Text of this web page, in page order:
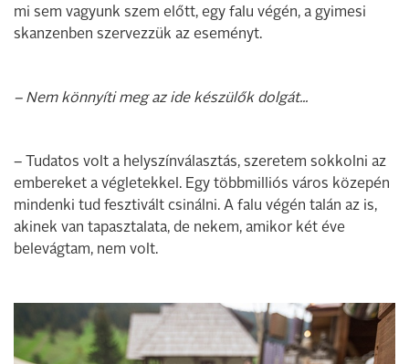
mi sem vagyunk szem előtt, egy falu végén, a gyimesi
skanzenben szervezzük az eseményt.
– Nem könnyíti meg az ide készülők dolgát...
– Tudatos volt a helyszínválasztás, szeretem sokkolni az
embereket a végletekkel. Egy többmilliós város közepén
mindenki tud fesztivált csinálni. A falu végén talán az is,
akinek van tapasztalata, de nekem, amikor két éve
belevágtam, nem volt.